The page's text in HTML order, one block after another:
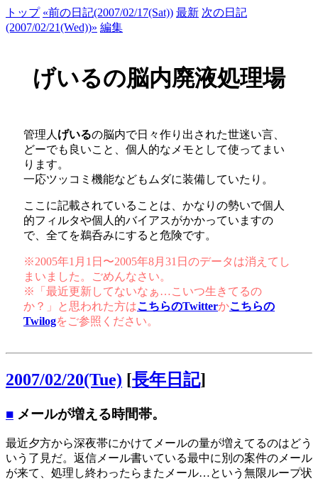
トップ «前の日記(2007/02/17(Sat)) 最新 次の日記
(2007/02/21(Wed))» 編集
げいるの脳内廃液処理場
管理人 げいるの脳内で日々作り出された世迷い言、
どーでも良いこと、個人的なメモとして使ってまい
ります。
一応ツッコミ機能などもムダに装備していたり。
ここに記載されていることは、かなりの勢いで個人
的フィルタや個人的バイアスがかかっていますの
で、全てを鵜呑みにすると危険です。
※2005年1月1日〜2005年8月31日のデータは消えてし
まいました。ごめんなさい。
※「最近更新してないなぁ…こいつ生きてるの
か？」と思われた方はこちらのTwitterかこちらの
Twilogをご参照ください。
2007/02/20(Tue) [長年日記]
■ メールが増える時間帯。
最近夕方から深夜帯にかけてメールの量が増えてるのはどう
いう了見だ。返信メール書いている最中に別の案件のメール
が来て、処理し終わったらまたメール…という無限ループ状